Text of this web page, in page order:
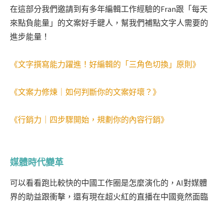
在這部分我們邀請到有多年編輯工作經驗的Fran跟「每天
來點負能量」的文案好手鍵人，幫我們補點文字人需要的
進步能量！
《文字撰寫能力躍進！好編輯的「三角色切換」原則》
《文案力修煉｜如何判斷你的文案好壞？》
《行銷力｜四步驟開始，規劃你的內容行銷》
媒體時代變革
可以看看跑比較快的中國工作圈是怎麼演化的，AI對媒體
界的助益跟衝擊，還有現在超火紅的直播在中國竟然面臨